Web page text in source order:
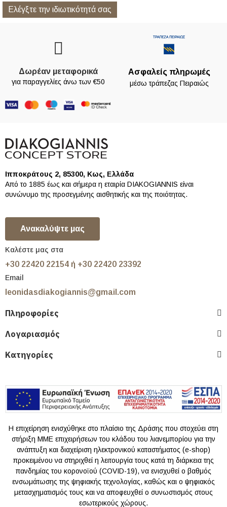
Ελέγξτε την ιδιωτικότητά σας
Δωρέαν μεταφορικά
για παραγγελίες άνω των €50
Ασφαλείς πληρωμές
μέσω τράπεζας Πειραιώς
Ιπποκράτους 2, 85300, Κως, Ελλάδα
Από το 1885 έως και σήμερα η εταιρία DIAKOGIANNIS είναι
συνώνυμο της προσεγμένης αισθητικής και της ποιότητας.
Ανακαλύψτε μας
Καλέστε μας στα
+30 22420 22154 ή +30 22420 23392
Email
leonidasdiakogiannis@gmail.com
Πληροφορίες
Λογαριασμός
Κατηγορίες
Η επιχείρηση ενισχύθηκε στο πλαίσιο της Δράσης που στοχεύει στη
στήριξη ΜΜΕ επιχειρήσεων του κλάδου του λιανεμπορίου για την
ανάπτυξη και διαχείριση ηλεκτρονικού καταστήματος (e-shop)
προκειμένου να στηριχθεί η λειτουργία τους κατά τη διάρκεια της
πανδημίας του κoρονοϊού (COVID-19), να ενισχυθεί ο βαθμός
ενσωμάτωσης της ψηφιακής τεχνολογίας, καθώς και ο ψηφιακός
μετασχηματισμός τους και να αποφευχθεί ο συνωστισμός στους
εσωτερικούς χώρους.